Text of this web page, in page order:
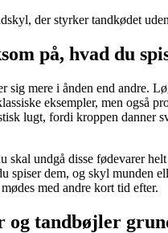
der styrker tandkødet
på, hvad du
sig mere i ånden end andre.
eksempler, men også
lugt, fordi kroppen danner
skal undgå disse fødevarer
spiser dem, og skyl munden
med andre kort tid efter.
og tandbøjler